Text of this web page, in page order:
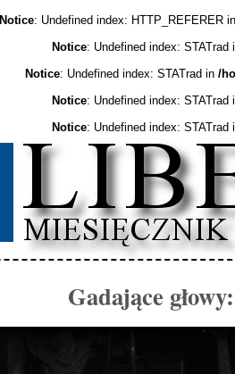
Notice: Undefined index: HTTP_REFERER in
Notice: Undefined index: STATrad
Notice: Undefined index: STATrad in /
Notice: Undefined index: STATrad
Notice: Undefined index: STATrad
Gadające